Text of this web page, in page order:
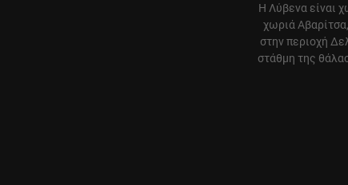
Η Λύβενα είναι
χωριά
στην περιοχή
στάθμη της